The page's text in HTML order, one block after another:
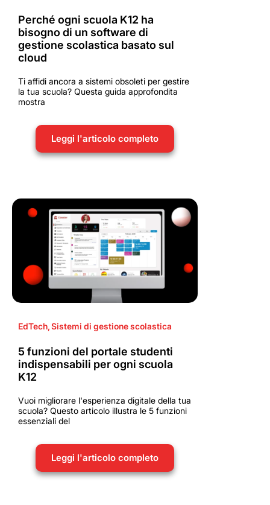
Perché ogni scuola K12 ha
bisogno di un software di
gestione scolastica basato sul
cloud
Ti affidi ancora a sistemi obsoleti per gestire
la tua scuola? Questa guida approfondita
mostra
Leggi l'articolo completo
EdTech,Sistemi di gestione scolastica
5 funzioni del portale studenti
indispensabili per ogni scuola
K12
Vuoi migliorare l'esperienza digitale della tua
scuola? Questo articolo illustra le 5 funzioni
essenziali del
Leggi l'articolo completo